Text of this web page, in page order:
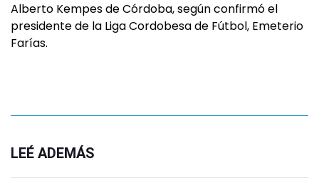
Alberto Kempes de Córdoba, según confirmó el
presidente de la Liga Cordobesa de Fútbol, Emeterio
Farías.
LEÉ ADEMÁS